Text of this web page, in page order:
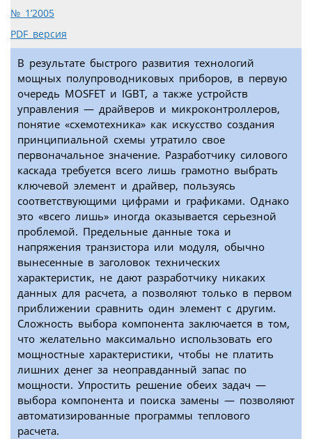
№ 1’2005
PDF версия
В результате быстрого развития технологий
мощных полупроводниковых приборов, в первую
очередь MOSFET и IGBT, а также устройств
управления — драйверов и микроконтроллеров,
понятие «схемотехника» как искусство создания
принципиальной схемы утратило свое
первоначальное значение. Разработчику силового
каскада требуется всего лишь грамотно выбрать
ключевой элемент и драйвер, пользуясь
соответствующими цифрами и графиками. Однако
это «всего лишь» иногда оказывается серьезной
проблемой. Предельные данные тока и
напряжения транзистора или модуля, обычно
вынесенные в заголовок технических
характеристик, не дают разработчику никаких
данных для расчета, а позволяют только в первом
приближении сравнить один элемент с другим.
Сложность выбора компонента заключается в том,
что желательно максимально использовать его
мощностные характеристики, чтобы не платить
лишних денег за неоправданный запас по
мощности. Упростить решение обеих задач —
выбора компонента и поиска замены — позволяют
автоматизированные программы теплового
расчета.